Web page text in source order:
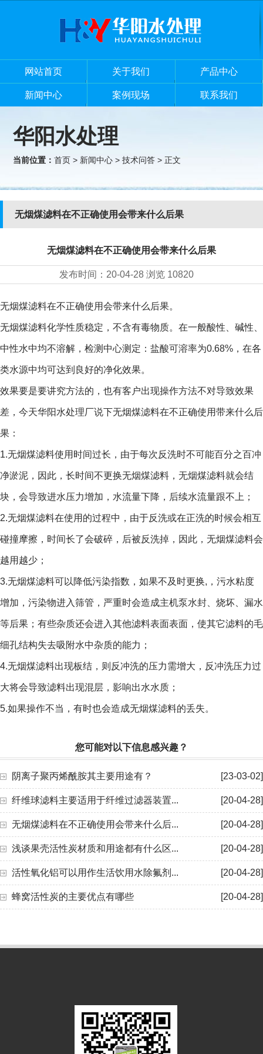
网站首页 关于我们 产品中心
新闻中心 案例现场 联系我们
华阳水处理
当前位置：首页 > 新闻中心 >技术问答 > 正文
无烟煤滤料在不正确使用会带来什么后果
无烟煤滤料在不正确使用会带来什么后果
发布时间： 20-04-28 浏览 10820
无烟煤滤料在不正确使用会带来什么后果。
无烟煤滤料化学性质稳定，不含有毒物质。在一般酸性、碱性、
中性水中均不溶解，检测中心测定：盐酸可溶率为0.68%，在各
类水源中均可达到良好的净化效果。
效果要是要讲究方法的，也有客户出现操作方法不对导致效果
差，今天华阳水处理厂说下无烟煤滤料在不正确使用带来什么后
果：
1.无烟煤滤料使用时间过长，由于每次反洗时不可能百分之百冲
净淤泥，因此，长时间不更换无烟煤滤料，无烟煤滤料就会结
块，会导致进水压力增加，水流量下降，后续水流量跟不上；
2.无烟煤滤料在使用的过程中，由于反洗或在正洗的时候会相互
碰撞摩擦，时间长了会破碎，后被反洗掉，因此，无烟煤滤料会
越用越少；
3.无烟煤滤料可以降低污染指数，如果不及时更换,，污水粘度
增加，污染物进入筛管，严重时会造成主机泵水封、烧坏、漏水
等后果；有些杂质还会进入其他滤料表面表面，使其它滤料的毛
细孔结构失去吸附水中杂质的能力；
4.无烟煤滤料出现板结，则反冲洗的压力需增大，反冲洗压力过
大将会导致滤料出现混层，影响出水水质；
5.如果操作不当，有时也会造成无烟煤滤料的丢失。
您可能对以下信息感兴趣？
[23-03-02]
阴离子聚丙烯酰胺其主要用途有？
[20-04-28]
纤维球滤料主要适用于纤维过滤器装置...
[20-04-28]
无烟煤滤料在不正确使用会带来什么后...
[20-04-28]
浅谈果壳活性炭材质和用途都有什么区...
[20-04-28]
活性氧化铝可以用作生活饮用水除氟剂...
[20-04-28]
蜂窝活性炭的主要优点有哪些